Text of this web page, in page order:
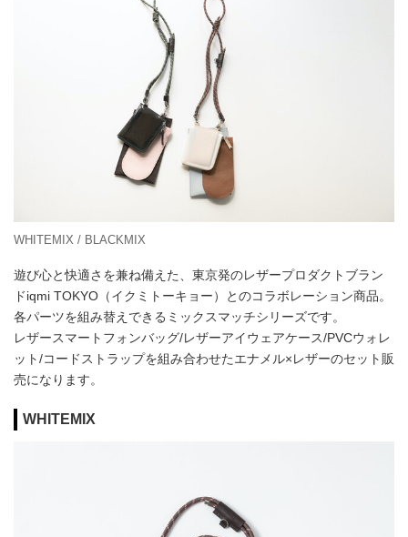
WHITEMIX / BLACKMIX
遊び心と快適さを兼ね備えた、東京発のレザープロダクトブラン
ドiqmi TOKYO（イクミトーキョー）とのコラボレーション商品。
各パーツを組み替えできるミックスマッチシリーズです。
レザースマートフォンバッグ/レザーアイウェアケース/PVCウォレ
ット/コードストラップを組み合わせたエナメル×レザーのセット販
売になります。
WHITEMIX